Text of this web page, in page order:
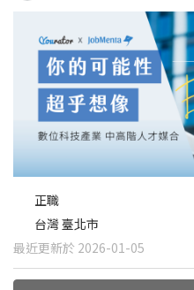
正職
台灣 臺北市
最近更新於 2026-01-05